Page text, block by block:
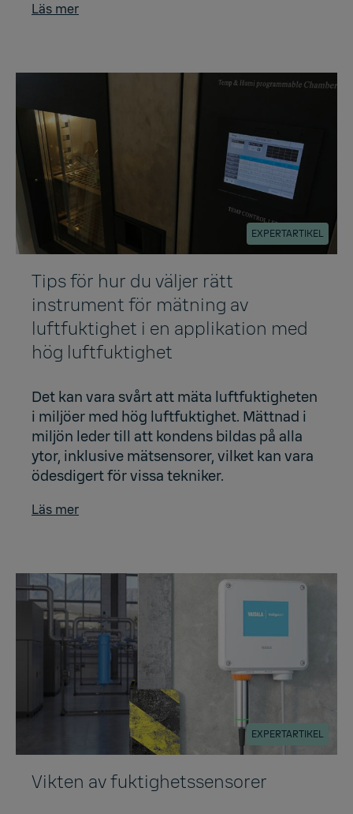
Läs mer
EXPERTARTIKEL
Tips för hur du väljer rätt
instrument för mätning av
luftfuktighet i en applikation med
hög luftfuktighet
Det kan vara svårt att mäta luftfuktigheten
i miljöer med hög luftfuktighet. Mättnad i
miljön leder till att kondens bildas på alla
ytor, inklusive mätsensorer, vilket kan vara
ödesdigert för vissa tekniker.
Läs mer
EXPERTARTIKEL
Vikten av fuktighetssensorer